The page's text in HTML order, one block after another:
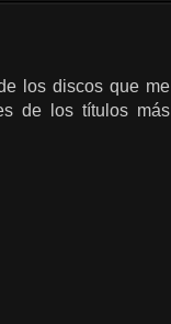
los discos que me
de los títulos más